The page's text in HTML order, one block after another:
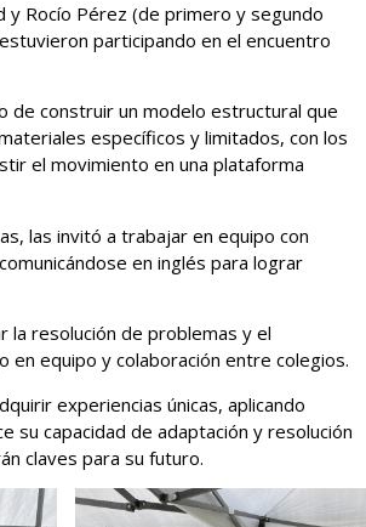
y Rocío Pérez (de primero y segundo
participando en el encuentro
de construir un modelo estructural que
específicos y limitados, con los
el movimiento en una plataforma
las invitó a trabajar en equipo con
en inglés para lograr
la resolución de problemas y el
equipo y colaboración entre colegios.
experiencias únicas, aplicando
su capacidad de adaptación y resolución
claves para su futuro.